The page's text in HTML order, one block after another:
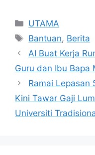
Categories
UTAMA
Tags
Bantuan, Berita
AI Buat Kerja
Guru dan Ibu Bapa
Ramai Lepasan
Kini Tawar Gaji
Universiti